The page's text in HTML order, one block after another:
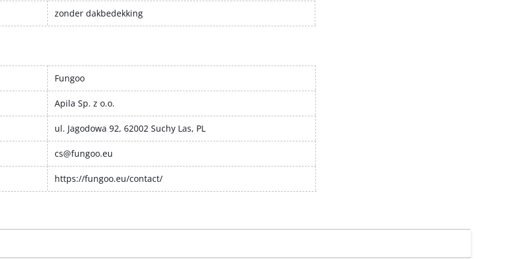
zonder dakbedekking
Fungoo
Apila Sp. z o.o.
ul. Jagodowa 92, 62002 Suchy Las, PL
cs@fungoo.eu
https://fungoo.eu/contact/